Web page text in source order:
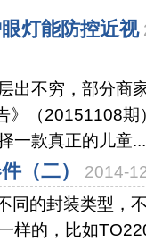
灯能防控近视
出不穷，部分商
》（20151108
一款真正的儿童...
（二）
2014-
同的封装类型，
样的，比如